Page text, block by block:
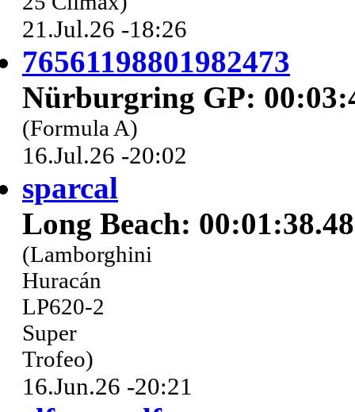
21.Jul.26 -18:26
76561198801982473
Nürburgring GP:
(Formula A)
16.Jul.26 -20:02
sparcal
Long Beach:
(Lamborghini
Huracán
LP620-2
Super
Trofeo)
16.Jun.26 -20:21